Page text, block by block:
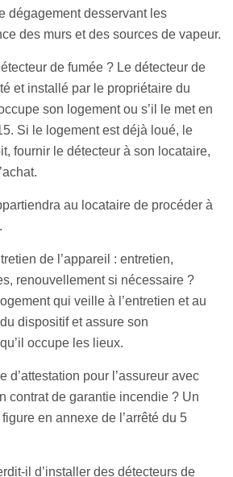
dégagement desservant les
des murs et des sources de vapeur.
de fumée ? Le détecteur de
et installé par le propriétaire du
son logement ou s’il le met en
Si le logement est déjà loué, le
fournir le détecteur à son locataire,
au locataire de procéder à
de l’appareil : entretien,
renouvellement si nécessaire ?
qui veille à l’entretien et au
dispositif et assure son
occupe les lieux.
d’attestation pour l’assureur avec
contrat de garantie incendie ? Un
en annexe de l’arrêté du 5
il d’installer des détecteurs de